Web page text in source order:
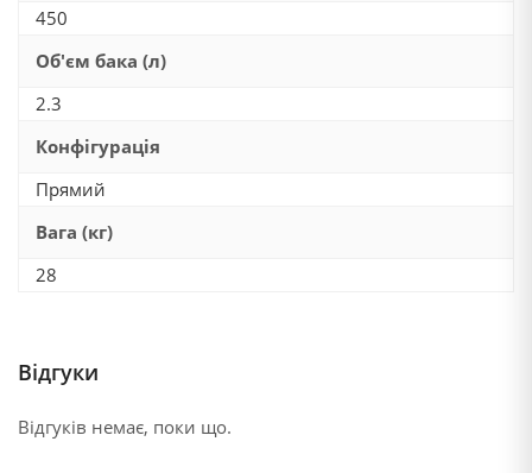
450
Об'єм бака (л)
2.3
Конфігурація
Прямий
Вага (кг)
28
Відгуки
Відгуків немає, поки що.